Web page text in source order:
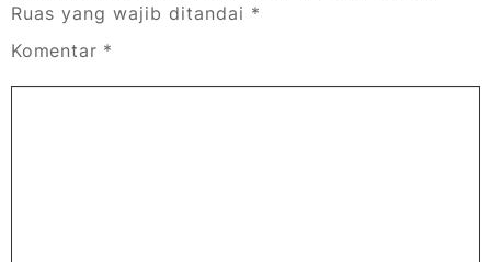
Ruas yang wajib ditandai *
Komentar *